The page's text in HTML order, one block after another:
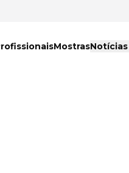
MostrasNotícias